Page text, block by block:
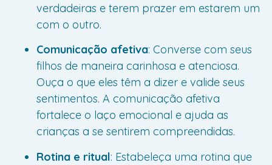
verdadeiras e terem prazer em estarem um
com o outro.
Comunicação afetiva: Converse com seus
filhos de maneira carinhosa e atenciosa.
Ouça o que eles têm a dizer e valide seus
sentimentos. A comunicação afetiva
fortalece o laço emocional e ajuda as
crianças a se sentirem compreendidas.
Rotina e ritual: Estabeleça uma rotina que